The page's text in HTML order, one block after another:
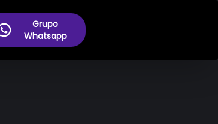
Grupo
Whatsapp